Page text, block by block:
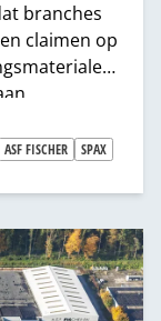
branches
claimen op
de
naar de
adres
een
ASF FISCHER
SPAX